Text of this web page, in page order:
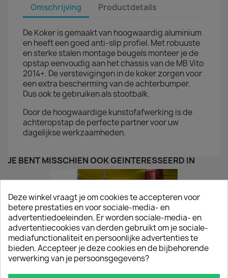
Omschrijving Productdetails
De Koker is gemaakt van hoogwaardig aluminium
en heeft een goed anti-slip profiel. Met robuuste
en sterke stalen montage beugels monteer je de
opstap eenvoudig aan het chassis van de MB Vito
2014+. De verstevigingen in de koker zorgen voor
een extra bescherming van de achterbumper.
Dus ook te gebruiken als stootbalk.
Door de hoogwaardige kunstofafwerking is de
achteropstap de perfecte partner voor uw
dagelijkse werkzaamheden.
JE BENT MISSCHIEN OOK GEÏNTERESSEERD IN
Deze winkel vraagt je om cookies te accepteren voor
betere prestaties en voor sociale-media- en
advertentiedoeleinden. Er worden sociale-media- en
advertentiecookies van derden gebruikt om je sociale-
mediafunctionaliteit en persoonlijke advertenties te
bieden. Accepteer je deze cookies en de bijbehorende
verwerking van je persoonsgegevens?